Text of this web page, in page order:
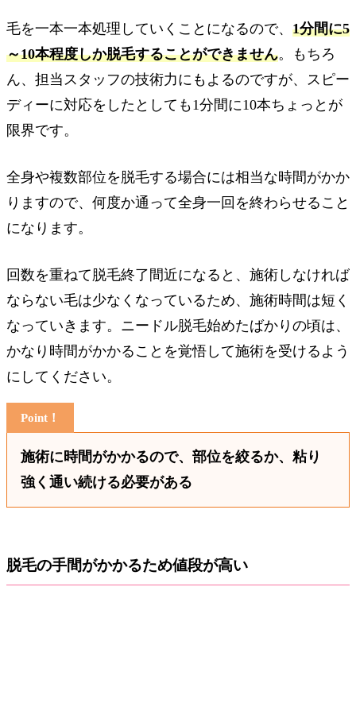
毛を一本一本処理していくことになるので、 1分間に5
～10本程度しか脱毛することができません。もちろ
ん、担当スタッフの技術力にもよるのですが、スピー
ディーに対応をしたとしても1分間に10本ちょっとが
限界です。
全身や複数部位を脱毛する場合には相当な時間がかか
りますので、何度か通って全身一回を終わらせること
になります。
回数を重ねて脱毛終了間近になると、施術しなければ
ならない毛は少なくなっているため、施術時間は短く
なっていきます。ニードル脱毛始めたばかりの頃は、
かなり時間がかかることを覚悟して施術を受けるよう
にしてください。
施術に時間がかかるので、部位を絞るか、粘り
強く通い続ける必要がある
脱毛の手間がかかるため値段が高い